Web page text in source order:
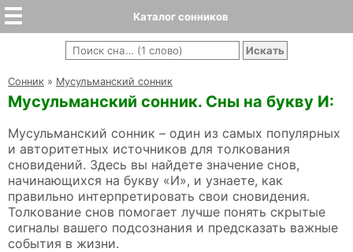
Каталог сонников
Cонник » Мусульманский сонник
Мусульманский сонник. Сны на букву И:
Мусульманский сонник – один из самых популярных
и авторитетных источников для толкования
сновидений. Здесь вы найдете значение снов,
начинающихся на букву «И», и узнаете, как
правильно интерпретировать свои сновидения.
Толкование снов помогает лучше понять скрытые
сигналы вашего подсознания и предсказать важные
события в жизни.